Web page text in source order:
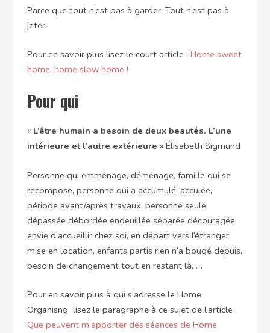
Parce que tout n’est pas à garder. Tout n’est pas à
jeter.
Pour en savoir plus lisez le court article : Home sweet
home, home slow home !
Pour qui
« L’être humain a besoin de deux beautés. L’une
intérieure et l’autre extérieure » Élisabeth Sigmund
Personne qui emménage, déménage, famille qui se
recompose, personne qui a accumulé, acculée,
période avant/après travaux, personne seule
dépassée débordée endeuillée séparée découragée,
envie d’accueillir chez soi, en départ vers l’étranger,
mise en location, enfants partis rien n’a bougé depuis,
besoin de changement tout en restant là, …
Pour en savoir plus à qui s’adresse le Home
Organisng lisez le paragraphe à ce sujet de l’article :
Que peuvent m’apporter des séances de Home